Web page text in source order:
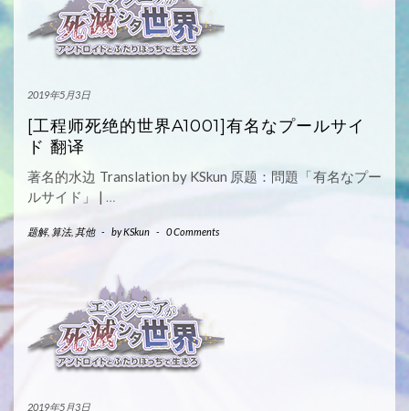
2019年5月3日
[工程师死绝的世界A1001]有名なプールサイ
ド 翻译
著名的水边 Translation by KSkun 原题：問題「有名なプー
ルサイド」 | …
题解, 算法, 其他 - byKSkun - 0 Comments
2019年5月3日